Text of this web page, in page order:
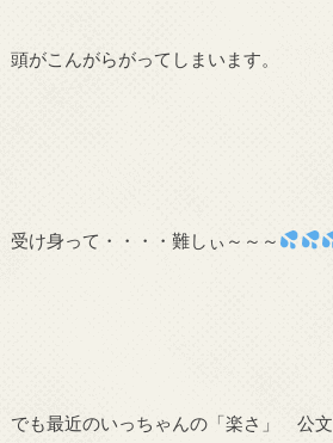
頭がこんがらがってしまいます。
受け身って・・・・難しぃ～～～
でも最近のいっちゃんの「楽さ」 公文